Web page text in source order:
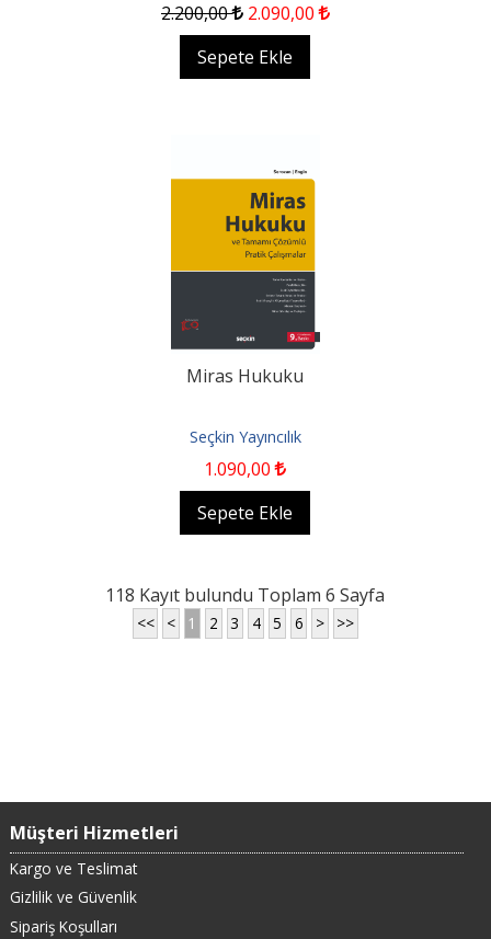
2.200,00 2.090,00
Sepete Ekle
Miras Hukuku
Seçkin Yayıncılık
1.090,00
Sepete Ekle
118 Kayıt bulundu Toplam 6 Sayfa
<< < 1 2 3 4 5 6 > >>
Müşteri Hizmetleri
Kargo ve Teslimat
Gizlilik ve Güvenlik
Sipariş Koşulları